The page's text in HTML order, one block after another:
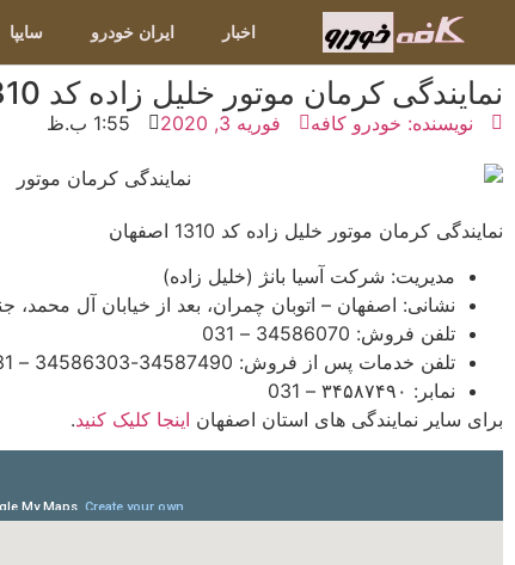
اخبار ایران خودرو سایپا
نمایندگی کرمان موتور خلیل زاده کد 1310 اصفهان
نویسنده: خودرو کافه فوریه 3, 2020 1:55 ب.ظ
نمایندگی کرمان موتور خلیل زاده کد 1310 اصفهان
مدیریت: شرکت آسیا بانژ (خلیل زاده)
نشانی: اصفهان – اتوبان چمران، بعد از خیابان آل محمد،
تلفن فروش: 34586070 – 031
تلفن خدمات پس از فروش: 34587490-34586303 – 031
نمابر: ۳۴۵۸۷۴۹۰ – 031
برای سایر نمایندگی های استان اصفهان اینجا کلیک کنید.